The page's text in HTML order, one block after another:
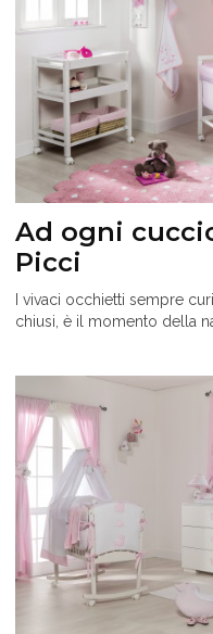
Ad ogni
Picci
I vivaci occhietti sempre
chiusi, è il momento della